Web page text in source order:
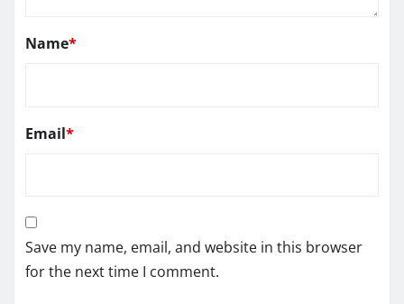
Name*
Email*
Save my name, email, and website in this browser
for the next time I comment.